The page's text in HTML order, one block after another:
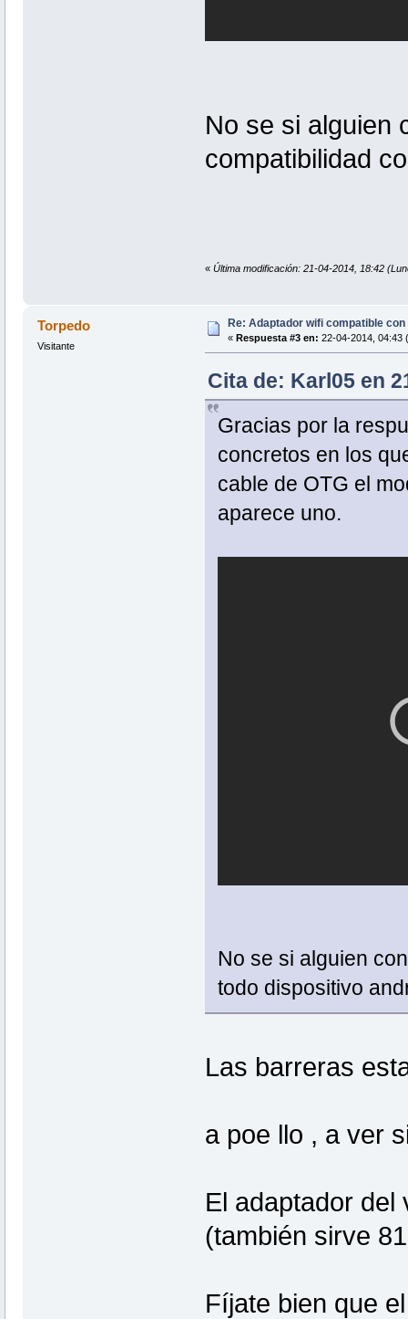
No se si alguien
compatibilidad
« Última modificación: 21-04-2014, 18:42
Torpedo
Visitante
Re: Adaptador wifi compatible con
« Respuesta #3 en: 22-04-2014, 04:43
Cita de: Karl05 en
Gracias por la
concretos en los
cable de OTG el
aparece uno.
No se si alguien
todo dispositivo
Las barreras
a poe llo , a ver
El adaptador del
(también sirve
Fíjate bien que